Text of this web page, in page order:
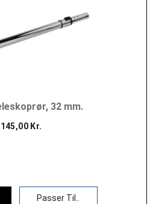
32 mm.
145,00 Kr.
Passer Til..